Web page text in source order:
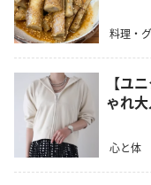
料理・
【ユ
ゃれ
心と体